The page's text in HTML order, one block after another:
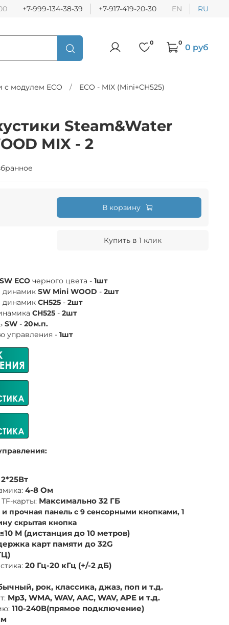
+7-999-134-38-39 +7-917-419-20-30 EN RU
0 0 0 руб
с модулем ECO ECO - MIX (Mini+CH525)
Steam&Water
MIX - 2
В корзину
Купить в 1 клик
SW ECO черного цвета - 1шт
динамик SW Mini WOOD - 2шт
динамик CH525 - 2шт
СН525 - 2шт
SW - 20м.п.
управления - 1шт
2*25Вт
4-8 Ом
карты: Максимально 32 ГБ
прочная панель с 9 сенсорными кнопками, 1
скрытая кнопка
≤10 М (дистанция до 10 метров)
карт памяти до 32G
20 Гц-20 кГц (+/-2 дБ)
рок, классика, джаз, поп и т.д.
Mp3, WMA, WAV, AAC, WAV, APE и т.д.
110-240В(прямое подключение)